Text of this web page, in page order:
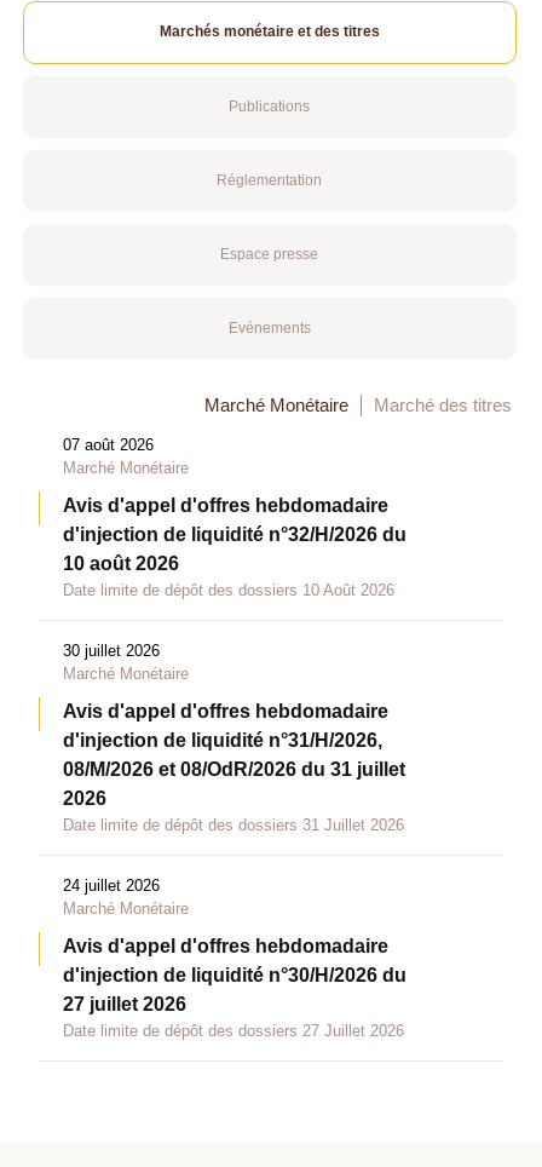
Marchés monétaire et des titres
Publications
Réglementation
Espace presse
Evénements
Marché Monétaire Marché des titres
07 août 2026
Marché Monétaire
Avis d'appel d'offres hebdomadaire
d'injection de liquidité n°32/H/2026 du
10 août 2026
Date limite de dépôt des dossiers 10 Août 2026
30 juillet 2026
Marché Monétaire
Avis d'appel d'offres hebdomadaire
d'injection de liquidité n°31/H/2026,
08/M/2026 et 08/OdR/2026 du 31 juillet
2026
Date limite de dépôt des dossiers 31 Juillet 2026
24 juillet 2026
Marché Monétaire
Avis d'appel d'offres hebdomadaire
d'injection de liquidité n°30/H/2026 du
27 juillet 2026
Date limite de dépôt des dossiers 27 Juillet 2026